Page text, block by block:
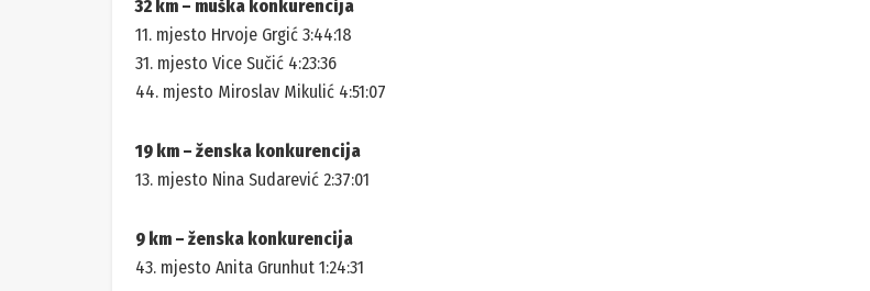
32 km – muška konkurencija
11. mjesto Hrvoje Grgić 3:44:18
31. mjesto Vice Sučić 4:23:36
44. mjesto Miroslav Mikulić 4:51:07
19 km – ženska konkurencija
13. mjesto Nina Sudarević 2:37:01
9 km – ženska konkurencija
43. mjesto Anita Grunhut 1:24:31